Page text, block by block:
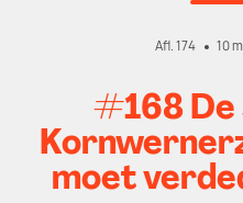
Afl. 174 10
#168 De
moet